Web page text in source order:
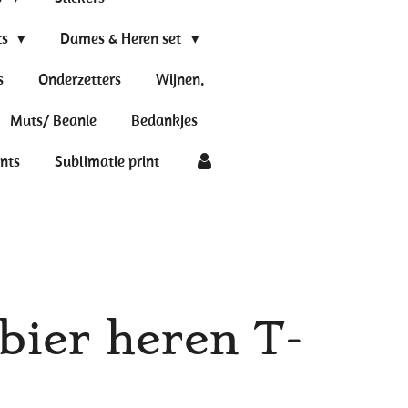
Dames & Heren set
Onderzetters Wijnen.
Muts/ Beanie Bedankjes
Sublimatie print
heren T-